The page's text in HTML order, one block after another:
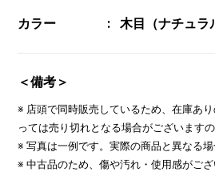
カラー 木目（ナチュラ
＜備考＞
※ 店頭で同時販売しているため、在庫あ
っては売り切れとなる場合がございます
※ 写真は一例です。実際の商品と異なる場
※ 中古品のため、傷や汚れ・使用感がござ